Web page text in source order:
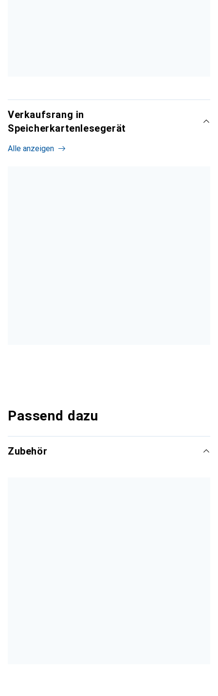
Verkaufsrang in
Speicherkartenlesegerät
Alle anzeigen
Passend dazu
Zubehör